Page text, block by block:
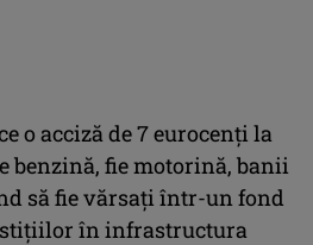
o acciză de 7 eurocenţi la
benzină, fie motorină, banii
să fie vărsaţi într-un fond
în infrastructura